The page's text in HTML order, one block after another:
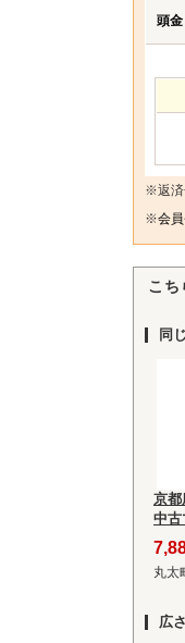
頭金
※返済
※会
こち
同
京都
中古
丸太
広